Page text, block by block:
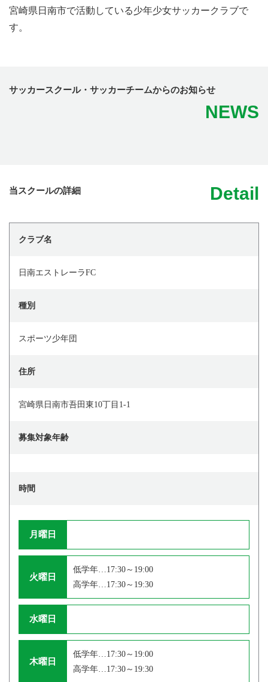
宮崎県日南市で活動している少年少女サッカークラブで
す。
サッカースクール・サッカーチームからのお知らせ
NEWS
当スクールの詳細 Detail
クラブ名
日南エストレーラFC
種別
スポーツ少年団
住所
宮崎県日南市吾田東10丁目1-1
募集対象年齢
時間
月曜日
火曜日
低学年…17:30～19:00
高学年…17:30～19:30
水曜日
木曜日
低学年…17:30～19:00
高学年…17:30～19:30